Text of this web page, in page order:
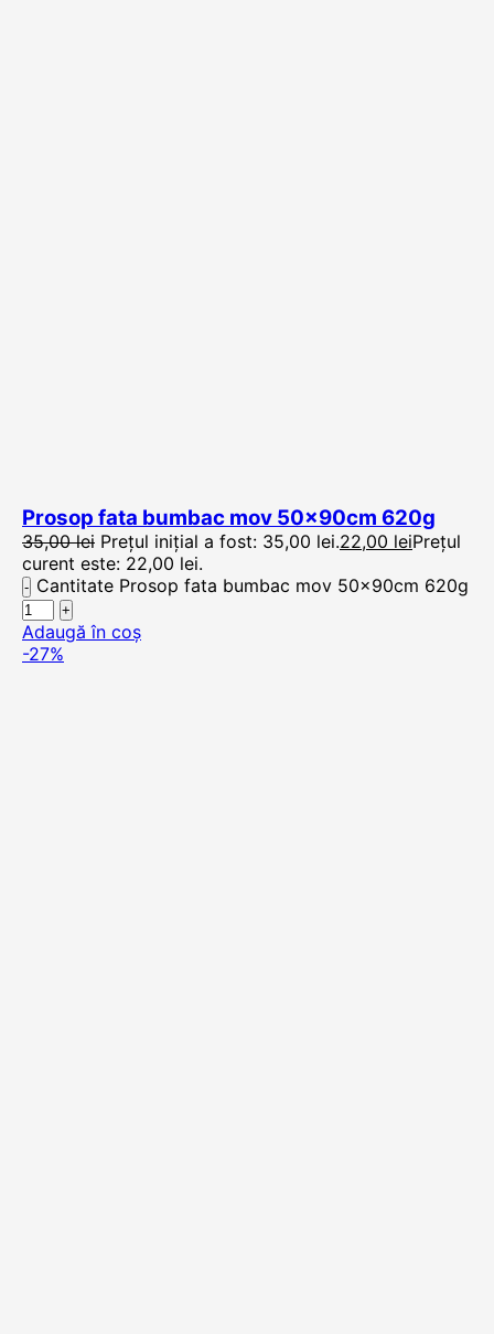
Prosop fata bumbac mov 50x90cm 620g
35,00lei Prețul inițial a fost: 35,00 lei.22,00 leiPrețul
curent este: 22,00 lei.
Cantitate Prosop fata bumbac mov 50x90cm 620g
Adaugă în coș
-27%